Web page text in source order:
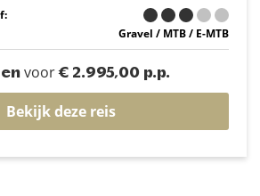
Gravel / MTB / E-MTB
voor€ 2.995,00 p.p.
Bekijk deze reis